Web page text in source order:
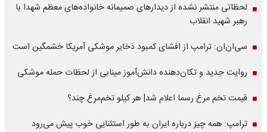
لحظاتی منتشر نشده از دیدارهای صمیمانه خانواده‌های معظم شهدا با
رهبر شهید انقلاب
سی‌ان‌ان: ترامپ از افشای کمبود ذخایر موشکی آمریکا خشمگین است
روایت جدید و تکان‌دهنده دانش‌آموز مینابی از لحظات حمله موشکی
قیمت تخم مرغ رسما اعلام شد| هر کیلو تخم‌مرغ چند؟
ترامپ: همه چیز درباره ایران به طور استثنایی خوب پیش می‌رود